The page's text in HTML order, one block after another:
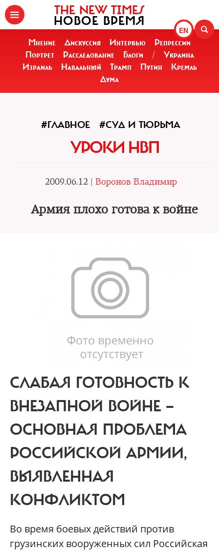
EN
THE NEW TIMES
НОВОЕ ВРЕМЯ
Мнение Дискуссия Интервью
Репрессии
Портрет
Расследование Блоги /
Украина
Израиль
Навальный Трамп Путин
Кремль
Дума
#ГЛАВНОЕ #СУД И ТЮРЬМА
УРОКИ НВП
2009.06.12 | Воронов Владимир
Армия плохо готова к войне
СЛАБАЯ ГОТОВНОСТЬ К
ВНЕЗАПНОЙ ВОЙНЕ —
ОСНОВНАЯ ПРОБЛЕМА
РОССИЙСКОЙ АРМИИ,
ВЫЯВЛЕННАЯ
КОНФЛИКТОМ
Во время боевых действий против
грузинских вооруженных сил Российская